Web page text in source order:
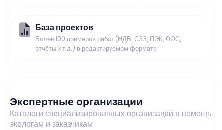
База проектов
Более 100 примеров работ (НДВ, СЗЗ, ПЭК, ООС,
отчёты и т.д.) в редактируемом формате
Экспертные организации
Каталоги специализированных организаций в помощь
экологам и заказчикам